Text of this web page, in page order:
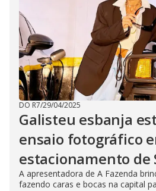
DO R7/29/04/2025
Galisteu esbanja
ensaio fotográfico
estacionamento de
A apresentadora de A Fazenda
fazendo caras e bocas na capital